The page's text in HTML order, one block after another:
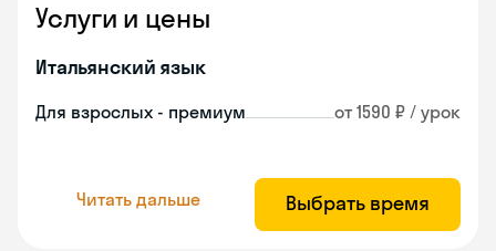
Услуги и цены
Итальянский язык
Для взрослых - премиум от 1590 ₽ / урок
Читать дальше Выбрать время